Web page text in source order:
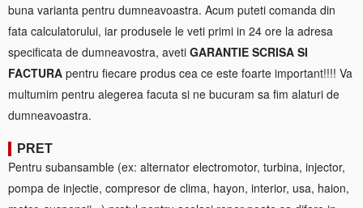
buna varianta pentru dumneavoastra. Acum puteti comanda din
fata calculatorului, iar produsele le veti primi in 24 ore la adresa
specificata de dumneavostra, aveti GARANTIE SCRISA SI
FACTURA pentru fiecare produs cea ce este foarte important!!!! Va
multumim pentru alegerea facuta si ne bucuram sa fim alaturi de
dumneavoastra.
PRET
Pentru subansamble (ex: alternator electromotor, turbina, injector,
pompa de injectie, compresor de clima, hayon, interior, usa, haion,